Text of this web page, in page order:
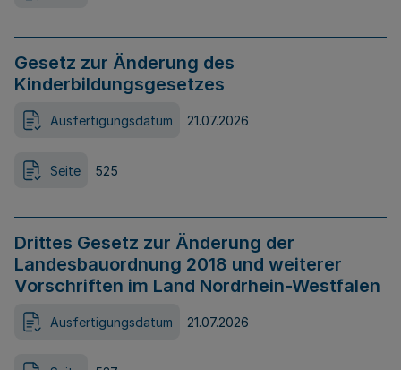
Gesetz zur Änderung des
Kinderbildungsgesetzes
Ausfertigungsdatum 21.07.2026
Seite 525
Drittes Gesetz zur Änderung der
Landesbauordnung 2018 und weiterer
Vorschriften im Land Nordrhein-Westfalen
Ausfertigungsdatum 21.07.2026